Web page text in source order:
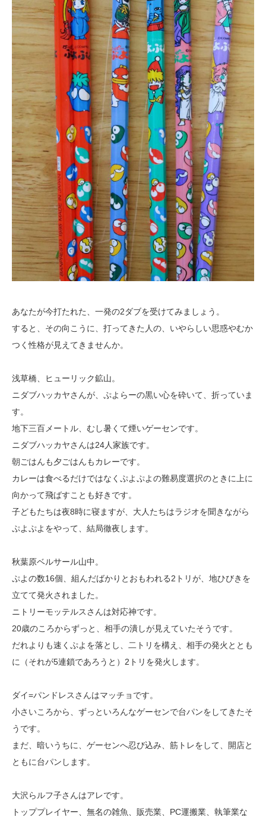
あなたが今打たれた、一発の2ダブを受けてみましょう。
すると、その向こうに、打ってきた人の、いやらしい思惑やむか
つく性格が見えてきませんか。
浅草橋、ヒューリック鉱山。
ニダブハッカヤさんが、ぷよらーの黒い心を砕いて、折っていま
す。
地下三百メートル、むし暑くて煙いゲーセンです。
ニダブハッカヤさんは24人家族です。
朝ごはんも夕ごはんもカレーです。
カレーは食べるだけではなくぷよぷよの難易度選択のときに上に
向かって飛ばすことも好きです。
子どもたちは夜8時に寝ますが、大人たちはラジオを聞きながら
ぷよぷよをやって、結局徹夜します。
秋葉原ベルサール山中。
ぷよの数16個、組んだばかりとおもわれる2トリが、地ひびきを
立てて発火されました。
ニトリーモッテルスさんは対応神です。
20歳のころからずっと、相手の潰しが見えていたそうです。
だれよりも速くぷよを落とし、二トリを構え、相手の発火ととも
に（それが5連鎖であろうと）2トリを発火します。
ダイ=パンドレスさんはマッチョです。
小さいころから、ずっといろんなゲーセンで台パンをしてきたそ
うです。
まだ、暗いうちに、ゲーセンへ忍び込み、筋トレをして、開店と
ともに台パンします。
大沢らルフ子さんはアレです。
トッププレイヤー、無名の雑魚、販売業、PC運搬業、執筆業な